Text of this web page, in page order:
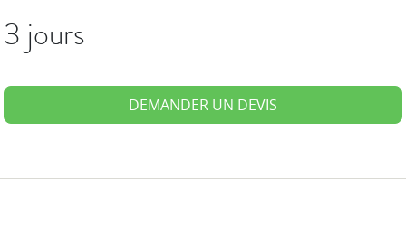
3 jours
DEMANDER UN DEVIS